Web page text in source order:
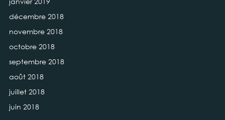
décembre 2018
novembre 2018
octobre 2018
septembre 2018
août 2018
juillet 2018
juin 2018